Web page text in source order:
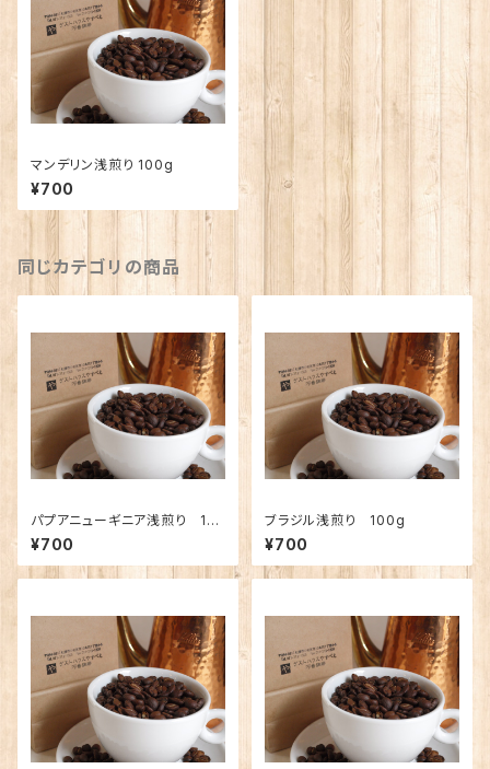
マンデリン浅煎り 100g
¥700
同じカテゴリの商品
パプアニューギニア浅煎り 10
0g
¥700
ブラジル浅煎り 100g
¥700